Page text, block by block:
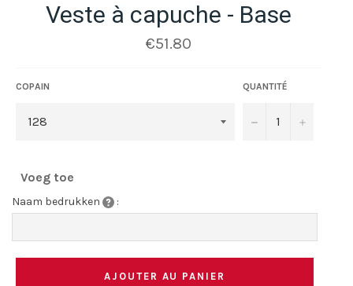
Veste à capuche - Base
Prix
régulier
€51.80
COPAIN QUANTITÉ
− +
Voeg toe
Naam bedrukken :
AJOUTER AU PANIER